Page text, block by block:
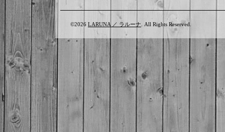
©2026 LARUNA ／ ラルーナ . All Rights Reserved.